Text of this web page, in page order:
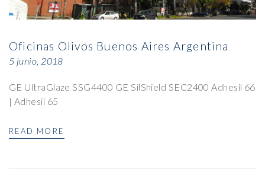
Oficinas Olivos Buenos Aires Argentina
5 junio, 2018
GE UltraGlaze SSG4400 GE SilShield SEC2400 Adhesil 66
| Adhesil 65
READ MORE